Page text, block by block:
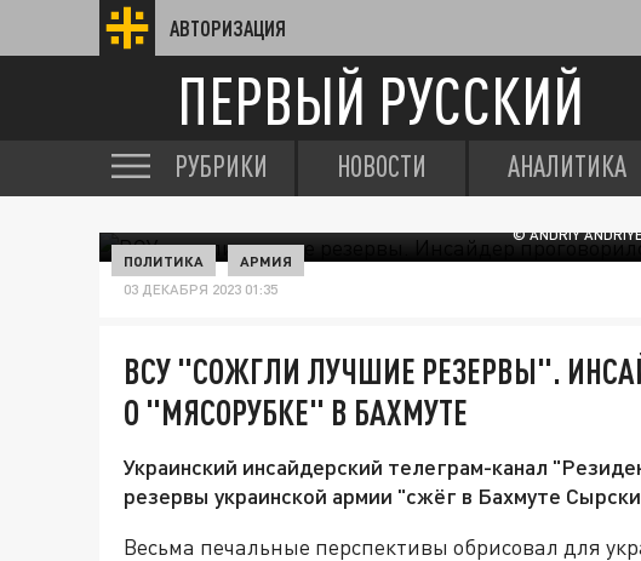
АВТОРИЗАЦИЯ
ПЕРВЫЙ РУССКИЙ
РУБРИКИ НОВОСТИ АНАЛИТИКА
© ANDRIY
ПОЛИТИКА АРМИЯ
03 ДЕКАБРЯ 2023 01:35
ВСУ "СОЖГЛИ ЛУЧШИЕ РЕЗЕРВЫ".
О "МЯСОРУБКЕ" В БАХМУТЕ
Украинский инсайдерский телеграм-канал
резервы украинской армии "сжёг в Бахмуте
Весьма печальные перспективы обрисовал для